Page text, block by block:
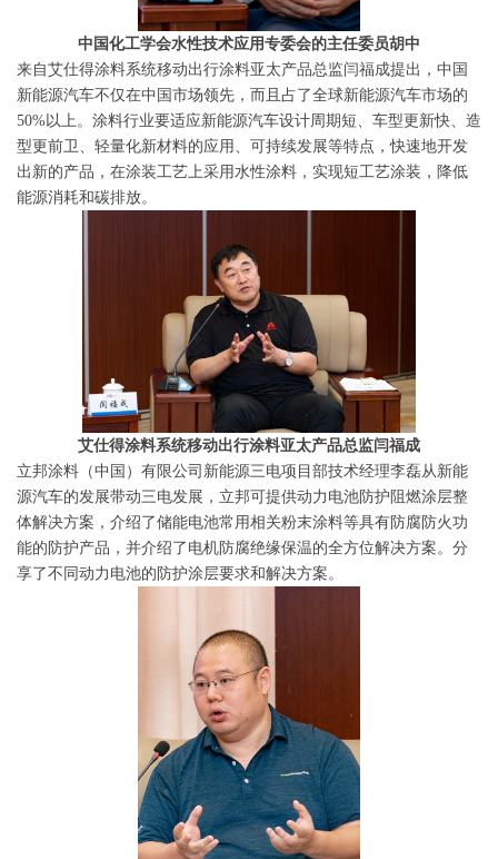
中国化工学会水性技术应用专委会的主任委员胡中
来自艾仕得涂料系统移动出行涂料亚太产品总监闫福成提出，中国
新能源汽车不仅在中国市场领先，而且占了全球新能源汽车市场的
50%以上。涂料行业要适应新能源汽车设计周期短、车型更新快、造
型更前卫、轻量化新材料的应用、可持续发展等特点，快速地开发
出新的产品，在涂装工艺上采用水性涂料，实现短工艺涂装，降低
能源消耗和碳排放。
艾仕得涂料系统移动出行涂料亚太产品总监闫福成
立邦涂料（中国）有限公司新能源三电项目部技术经理李磊从新能
源汽车的发展带动三电发展，立邦可提供动力电池防护阻燃涂层整
体解决方案，介绍了储能电池常用相关粉末涂料等具有防腐防火功
能的防护产品，并介绍了电机防腐绝缘保温的全方位解决方案。分
享了不同动力电池的防护涂层要求和解决方案。